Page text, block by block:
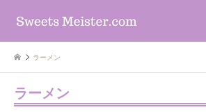
ラーメン
ラーメン